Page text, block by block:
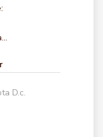
D.c.